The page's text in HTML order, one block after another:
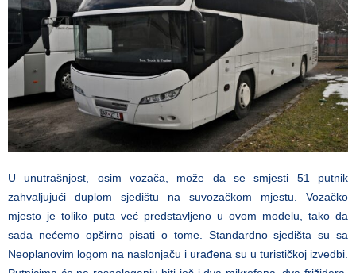
U unutrašnjost, osim vozača, može da se smjesti 51 putnik
zahvaljujući duplom sjedištu na suvozačkom mjestu. Vozačko
mjesto je toliko puta već predstavljeno u ovom modelu, tako da
sada nećemo opširno pisati o tome. Standardno sjedišta su sa
Neoplanovim logom na naslonjaču i urađena su u turističkoj izvedbi.